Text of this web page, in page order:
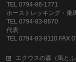
TEL 0794-86-1771
ホーストレッキング・乗
TEL 0794-83-8670
代表
TEL 0794-83-8110 FAX
エクウスの森（馬とふ